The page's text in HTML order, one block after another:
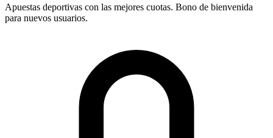
Apuestas deportivas con las mejores cuotas. Bono de bienvenida
para nuevos usuarios.